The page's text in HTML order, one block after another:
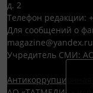
д. 2
Телефон редакции:
Для сообщений о
magazine@yandex.ru
Учредитель СМИ: